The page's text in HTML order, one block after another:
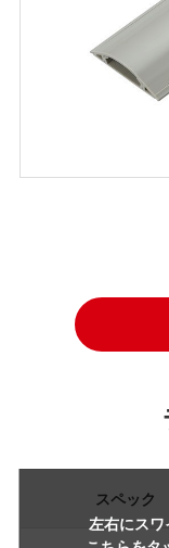
左右にスワ
スペック